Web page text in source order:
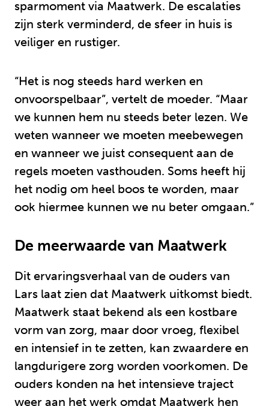
sparmoment via Maatwerk. De escalaties
zijn sterk verminderd, de sfeer in huis is
veiliger en rustiger.
“Het is nog steeds hard werken en
onvoorspelbaar”, vertelt de moeder. “Maar
we kunnen hem nu steeds beter lezen. We
weten wanneer we moeten meebewegen
en wanneer we juist consequent aan de
regels moeten vasthouden. Soms heeft hij
het nodig om heel boos te worden, maar
ook hiermee kunnen we nu beter omgaan.”
De meerwaarde van Maatwerk
Dit ervaringsverhaal van de ouders van
Lars laat zien dat Maatwerk uitkomst biedt.
Maatwerk staat bekend als een kostbare
vorm van zorg, maar door vroeg, flexibel
en intensief in te zetten, kan zwaardere en
langdurigere zorg worden voorkomen. De
ouders konden na het intensieve traject
weer aan het werk omdat Maatwerk hen